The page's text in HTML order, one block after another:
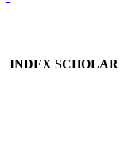
INDEX SCHOLAR